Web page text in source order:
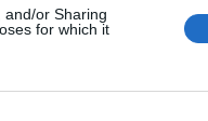
and/or Sharing
for which it
de viento y
mientras en
más secos
muy fuerte)